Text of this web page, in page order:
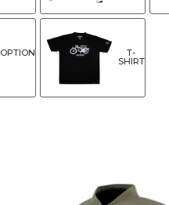
OPTION T-
SHIRT